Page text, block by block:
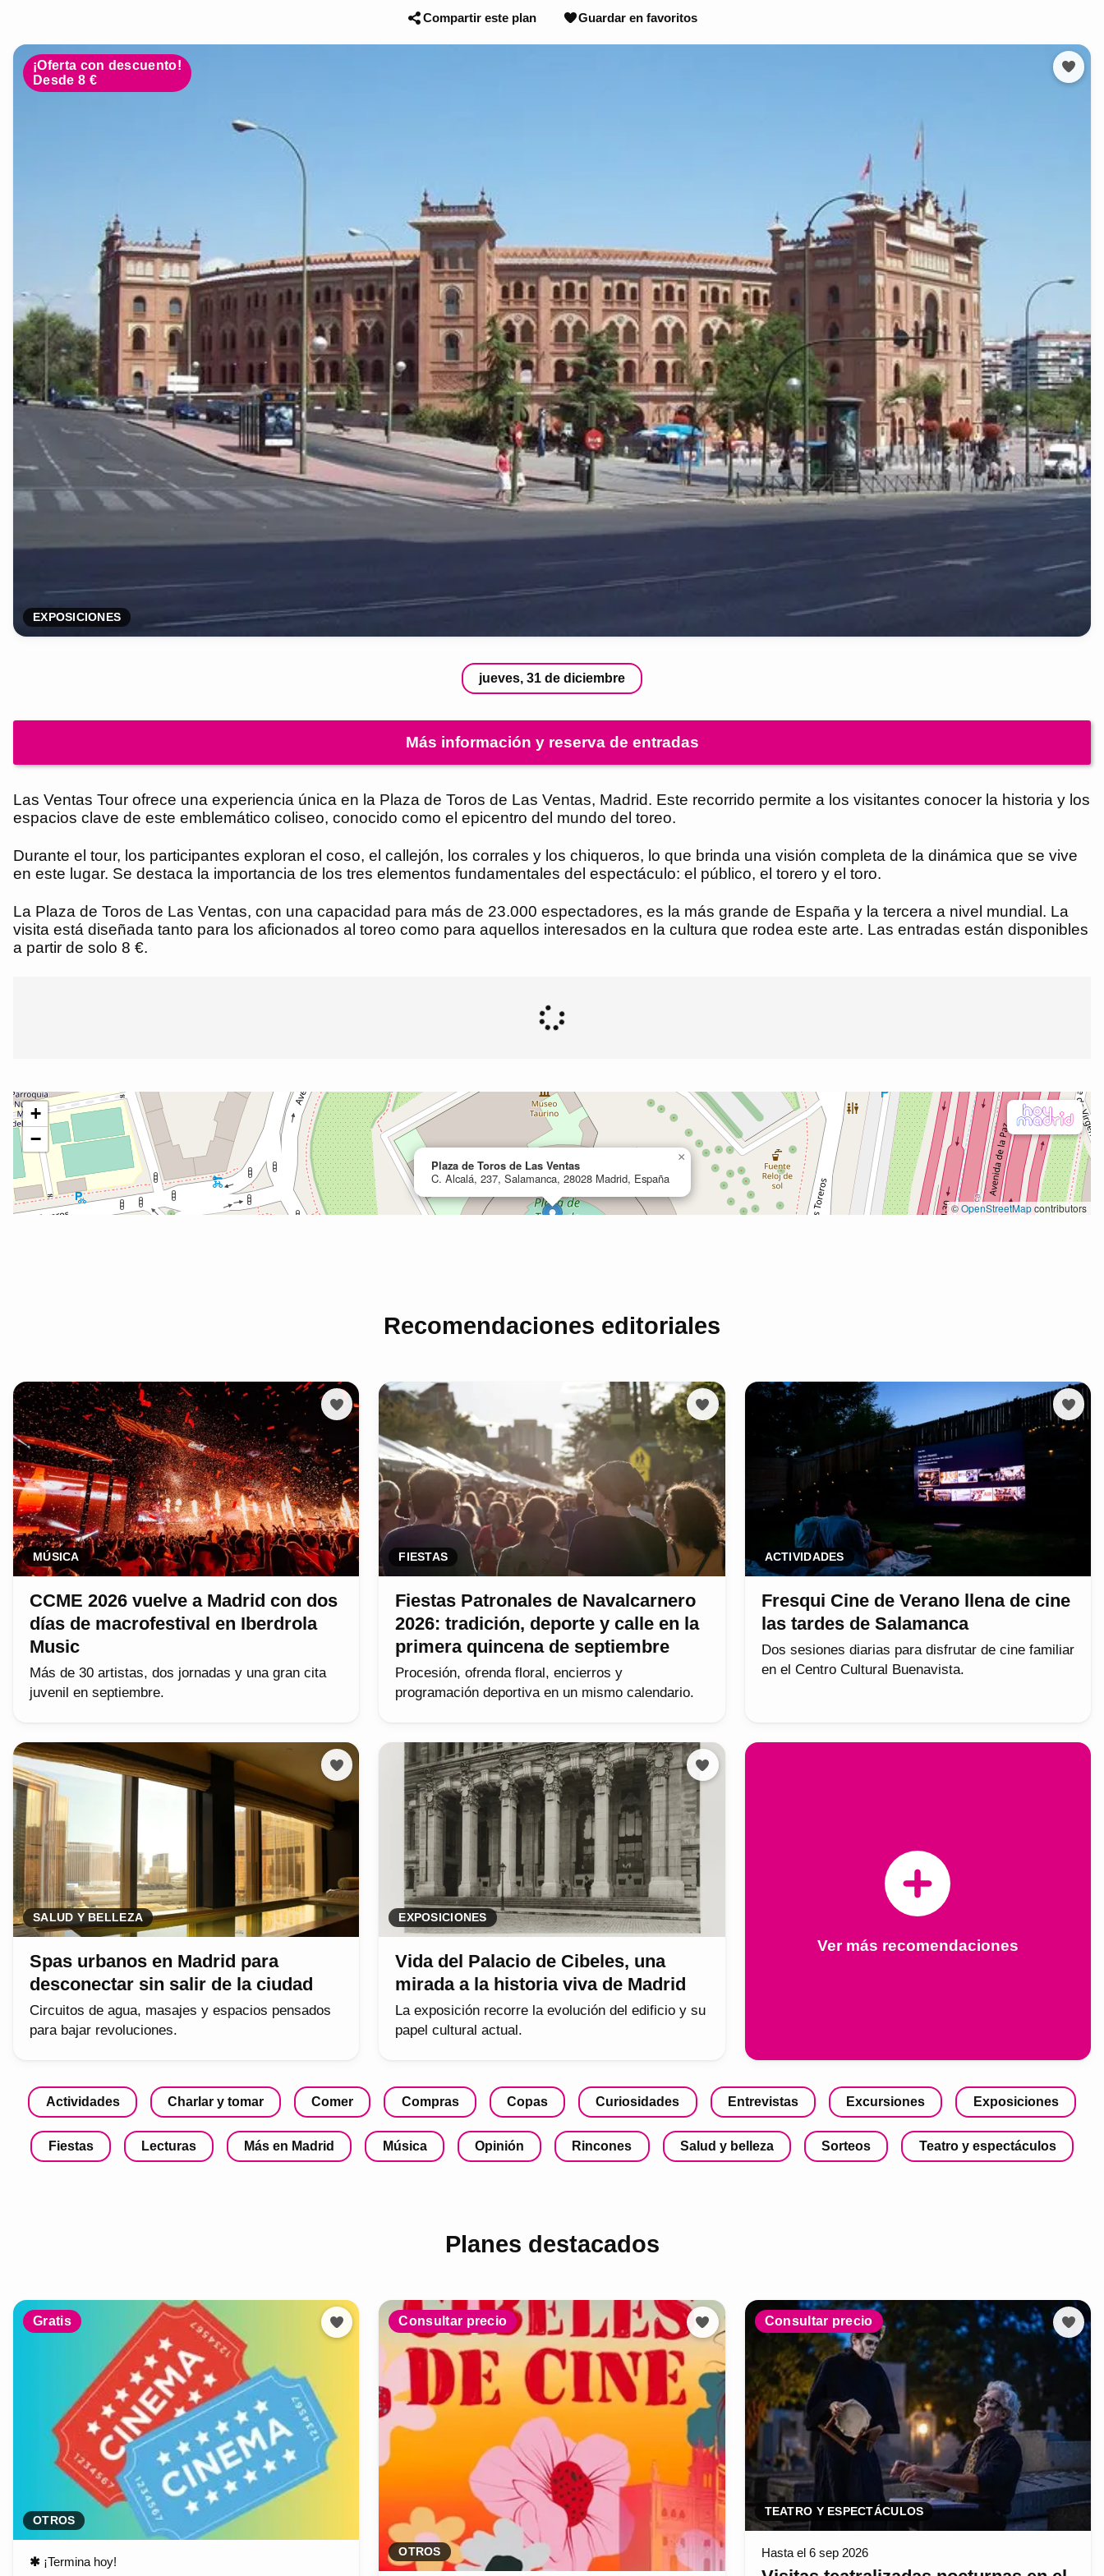
Compartir este plan Guardar en favoritos
¡Oferta con descuento!
Desde 8 €
EXPOSICIONES
jueves, 31 de diciembre
Más información y reserva de entradas
Las Ventas Tour ofrece una experiencia única en la Plaza de Toros de Las Ventas, Madrid. Este recorrido permite a los visitantes conocer la historia y los
espacios clave de este emblemático coliseo, conocido como el epicentro del mundo del toreo.
Durante el tour, los participantes exploran el coso, el callejón, los corrales y los chiqueros, lo que brinda una visión completa de la dinámica que se vive
en este lugar. Se destaca la importancia de los tres elementos fundamentales del espectáculo: el público, el torero y el toro.
La Plaza de Toros de Las Ventas, con una capacidad para más de 23.000 espectadores, es la más grande de España y la tercera a nivel mundial. La
visita está diseñada tanto para los aficionados al toreo como para aquellos interesados en la cultura que rodea este arte. Las entradas están disponibles
a partir de solo 8 €.
Recomendaciones editoriales
MÚSICA
CCME 2026 vuelve a Madrid con dos
días de macrofestival en Iberdrola
Music
Más de 30 artistas, dos jornadas y una gran cita
juvenil en septiembre.
FIESTAS
Fiestas Patronales de Navalcarnero
2026: tradición, deporte y calle en la
primera quincena de septiembre
Procesión, ofrenda floral, encierros y
programación deportiva en un mismo calendario.
ACTIVIDADES
Fresqui Cine de Verano llena de cine
las tardes de Salamanca
Dos sesiones diarias para disfrutar de cine familiar
en el Centro Cultural Buenavista.
SALUD Y BELLEZA
Spas urbanos en Madrid para
desconectar sin salir de la ciudad
Circuitos de agua, masajes y espacios pensados
para bajar revoluciones.
EXPOSICIONES
Vida del Palacio de Cibeles, una
mirada a la historia viva de Madrid
La exposición recorre la evolución del edificio y su
papel cultural actual.
Ver más recomendaciones
Actividades Charlar y tomar Comer Compras Copas Curiosidades Entrevistas Excursiones Exposiciones
Fiestas Lecturas Más en Madrid Música Opinión Rincones Salud y belleza Sorteos Teatro y espectáculos
Planes destacados
Gratis
OTROS
✱ ¡Termina hoy!
Consultar precio
OTROS
Consultar precio
TEATRO Y ESPECTÁCULOS
Hasta el 6 sep 2026